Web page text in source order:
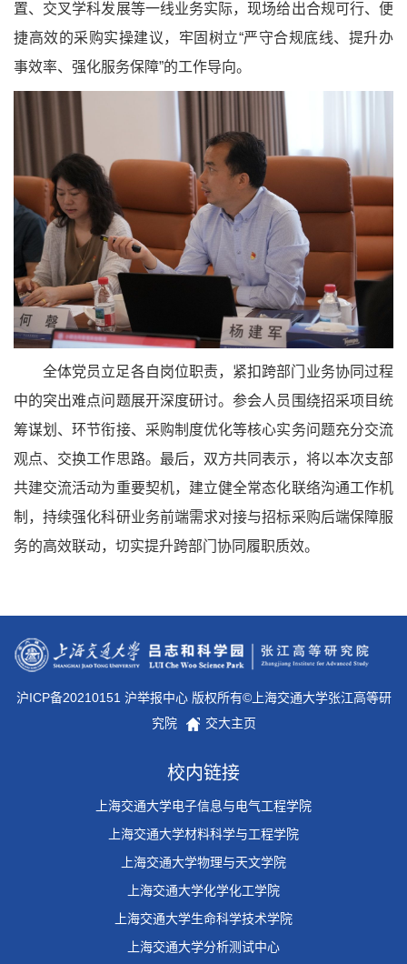
置、交叉学科发展等一线业务实际，现场给出合规可行、便
捷高效的采购实操建议，牢固树立“严守合规底线、提升办
事效率、强化服务保障”的工作导向。
全体党员立足各自岗位职责，紧扣跨部门业务协同过程
中的突出难点问题展开深度研讨。参会人员围绕招采项目统
筹谋划、环节衔接、采购制度优化等核心实务问题充分交流
观点、交换工作思路。最后，双方共同表示，将以本次支部
共建交流活动为重要契机，建立健全常态化联络沟通工作机
制，持续强化科研业务前端需求对接与招标采购后端保障服
务的高效联动，切实提升跨部门协同履职质效。
沪ICP备20210151 沪举报中心 版权所有©上海交通大学张江高等研
究院
交大主页
校内链接
上海交通大学电子信息与电气工程学院
上海交通大学材料科学与工程学院
上海交通大学物理与天文学院
上海交通大学化学化工学院
上海交通大学生命科学技术学院
上海交通大学分析测试中心